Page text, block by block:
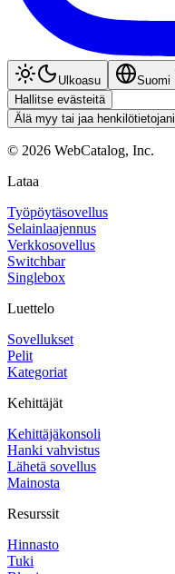
Ulkoasu
Suomi
Hallitse evästeitä
Älä myy tai jaa henkilötietojani
© 2026 WebCatalog, Inc.
Lataa
Työpöytäsovellus
Selainlaajennus
Verkkosovellus
Switchbar
Singlebox
Luettelo
Sovellukset
Pelit
Kategoriat
Kehittäjät
Kehittäjäkonsoli
Hanki vahvistus
Lähetä sovellus
Mainosta
Resurssit
Hinnasto
Tuki